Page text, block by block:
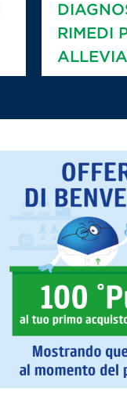
RIMEDI